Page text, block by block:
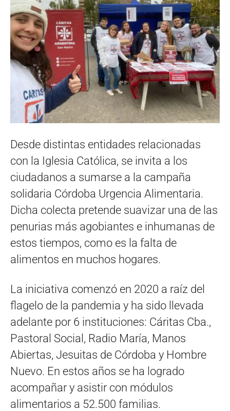
Desde distintas entidades relacionadas
con la Iglesia Católica, se invita a los
ciudadanos a sumarse a la campaña
solidaria Córdoba Urgencia Alimentaria.
Dicha colecta pretende suavizar una de las
penurias más agobiantes e inhumanas de
estos tiempos, como es la falta de
alimentos en muchos hogares.
La iniciativa comenzó en 2020 a raíz del
flagelo de la pandemia y ha sido llevada
adelante por 6 instituciones: Cáritas Cba.,
Pastoral Social, Radio María, Manos
Abiertas, Jesuitas de Córdoba y Hombre
Nuevo. En estos años se ha logrado
acompañar y asistir con módulos
alimentarios a 52.500 familias.